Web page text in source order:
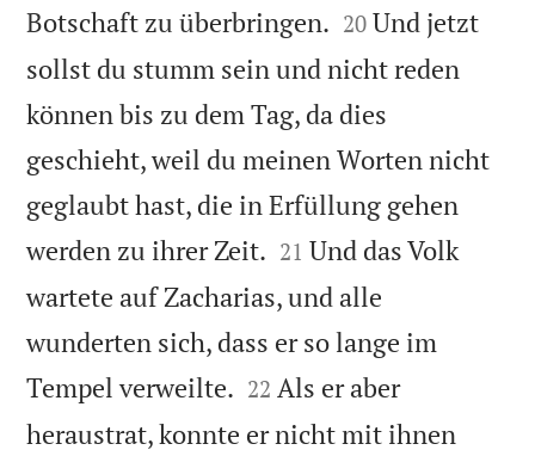
Botschaft zu überbringen. 

20 Und jetzt
sollst du stumm sein und nicht reden
können bis zu dem Tag, da dies
geschieht, weil du meinen Worten nicht
geglaubt hast, die in Erfüllung gehen
werden zu ihrer Zeit. 

21 Und das Volk
wartete auf Zacharias, und alle
wunderten sich, dass er so lange im
Tempel verweilte. 

22 Als er aber
heraustrat, konnte er nicht mit ihnen